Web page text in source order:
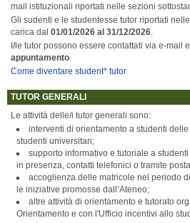
mail istituzionali riportati nelle sezioni
Gli sudenti e le studentesse tutor riportati
carica dal 01/01/2026 al 31/12/2026
I/le tutor possono essere contattati via e-mail e
appuntamento
Come diventare student* tutor
TUTOR GENERALI
Le attività delle/i tutor generali sono:
interventi di orientamento a studenti
studenti universitari;
supporto informativo e tutoriale a
in presenza, contatti telefonici o tramite
accoglienza delle matricole nel periodo
le iniziative promosse dall’Ateneo;
altre attività di orientamento e tutorato
Orientamento e con l'Ufficio incentivi allo